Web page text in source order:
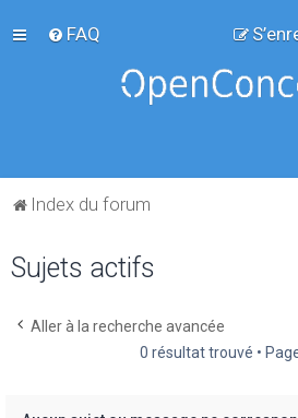
FAQ
Index du forum
Sujets actifs
Aller à la recherche avancée
0 résultat trouvé •